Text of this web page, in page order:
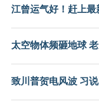
江曾运气好！赶上最
太空物体频砸地球
致川普贺电风波 习